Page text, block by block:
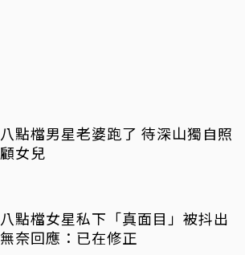
八點檔男星老婆跑了 待深山獨自照
顧女兒
八點檔女星私下「真面目」被抖出
無奈回應：已在修正